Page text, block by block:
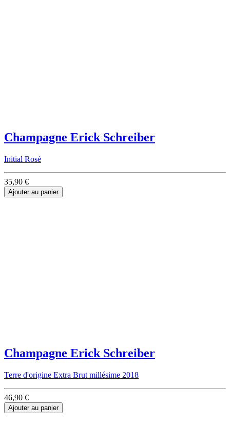
Champagne Erick Schreiber
Initial Rosé
35,90 €
Ajouter au panier
Champagne Erick Schreiber
Terre d'origine Extra Brut millésime 2018
46,90 €
Ajouter au panier